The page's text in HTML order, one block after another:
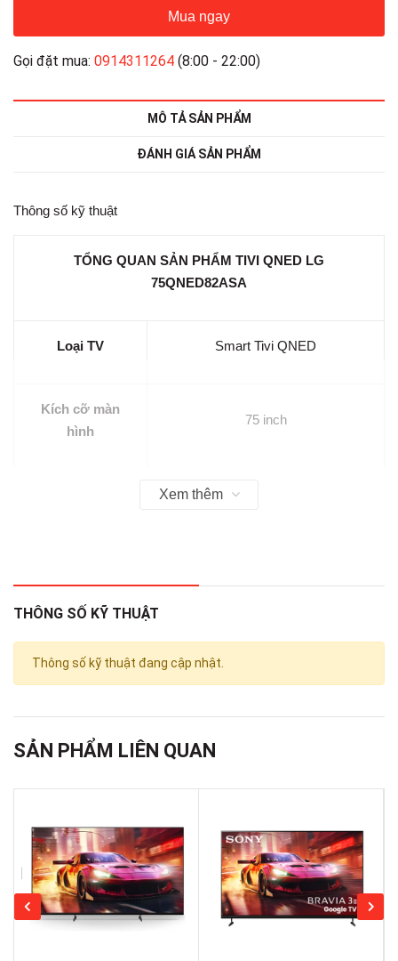
Mua ngay
Gọi đặt mua: 0914311264 (8:00 - 22:00)
MÔ TẢ SẢN PHẨM
ĐÁNH GIÁ SẢN PHẨM
Thông số kỹ thuật
TỔNG QUAN SẢN PHẨM TIVI QNED LG
75QNED82ASA
Loại TV Smart Tivi QNED
Kích cỡ màn
hình
75 inch
Đèn nền: LED viền (Edge LED),
đế
Nơi sản xuất Việt Nam
Năm ra mắt 2025
Xem thêm
THÔNG SỐ KỸ THUẬT
Thông số kỹ thuật đang cập nhật.
SẢN PHẨM LIÊN QUAN